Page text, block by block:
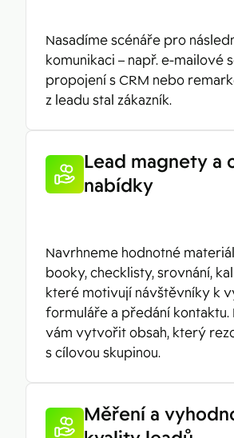
Nasadíme scénáře pro
komunikaci – např. e-mailové
propojení s CRM nebo
z leadu stal zákazník.
Lead magnety a
nabídky
Navrhneme hodnotné
booky, checklisty, srovnání,
které motivují návštěvníky k
formuláře a předání kontaktu.
vám vytvořit obsah, který
s cílovou skupinou.
Měření a